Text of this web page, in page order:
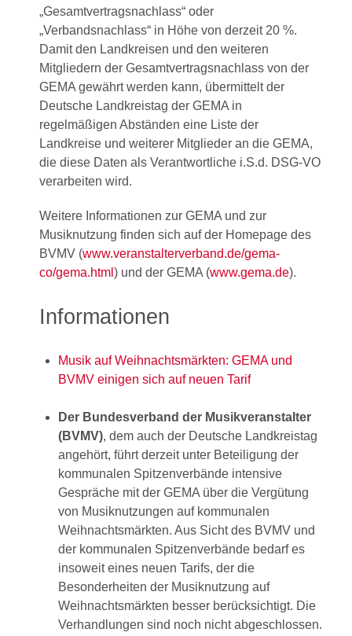
„Gesamtvertragsnachlass“ oder
„Verbandsnachlass“ in Höhe von derzeit 20 %.
Damit den Landkreisen und den weiteren
Mitgliedern der Gesamtvertragsnachlass von der
GEMA gewährt werden kann, übermittelt der
Deutsche Landkreistag der GEMA in
regelmäßigen Abständen eine Liste der
Landkreise und weiterer Mitglieder an die GEMA,
die diese Daten als Verantwortliche i.S.d. DSG-VO
verarbeiten wird.
Weitere Informationen zur GEMA und zur
Musiknutzung finden sich auf der Homepage des
BVMV (www.veranstalterverband.de/gema-
co/gema.html ) und der GEMA (www.gema.de).
Informationen
Musik auf Weihnachtsmärkten: GEMA und
BVMV einigen sich auf neuen Tarif
Der Bundesverband der Musikveranstalter
(BVMV), dem auch der Deutsche Landkreistag
angehört, führt derzeit unter Beteiligung der
kommunalen Spitzenverbände intensive
Gespräche mit der GEMA über die Vergütung
von Musiknutzungen auf kommunalen
Weihnachtsmärkten. Aus Sicht des BVMV und
der kommunalen Spitzenverbände bedarf es
insoweit eines neuen Tarifs, der die
Besonderheiten der Musiknutzung auf
Weihnachtsmärkten besser berücksichtigt. Die
Verhandlungen sind noch nicht abgeschlossen.